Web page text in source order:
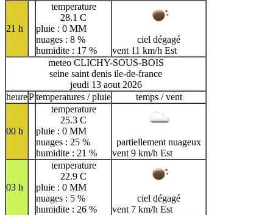
21 h
temperature
28.1 C
pluie : 0 MM
nuages : 8 %
humidite : 17 %
ciel dégagé
vent 11 km/h Est
meteo CLICHY-SOUS-BOIS
seine saint denis ile-de-france
jeudi 13 aout 2026
heurePtemperatures / pluie temps / vent
00 h
temperature
25.3 C
pluie : 0 MM
nuages : 25 %
humidite : 21 %
partiellement nuageux
vent 9 km/h Est
03 h
temperature
22.9 C
pluie : 0 MM
nuages : 5 %
humidite : 26 %
ciel dégagé
vent 7 km/h Est